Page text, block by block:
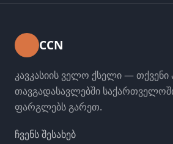
CCN
კავკასიის ველო ქსელი —
თავგადასავლებში
ფარგლებს გარეთ.
ჩვენს შესახებ